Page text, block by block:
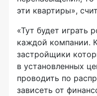
эти квартиры»,
«Тут будет играть
каждой компании.
застройщики
в установленных
проводить по
зависеть от